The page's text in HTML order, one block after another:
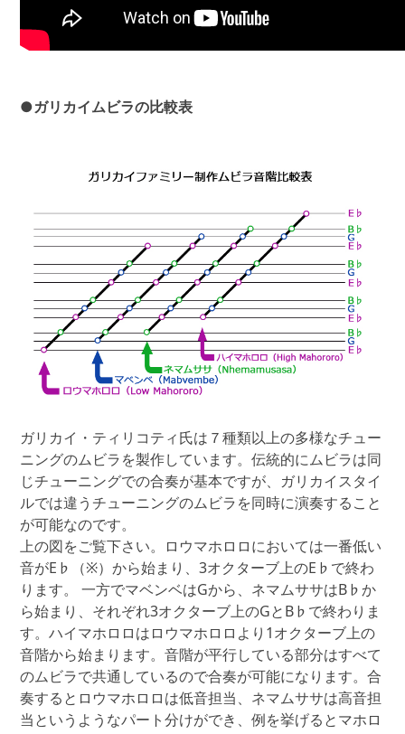
●ガリカイムビラの比較表
ガリカイ・ティリコティ氏は７種類以上の多様なチュー
ニングのムビラを製作しています。伝統的にムビラは同
じチューニングでの合奏が基本ですが、ガリカイスタイ
ルでは違うチューニングのムビラを同時に演奏すること
が可能なのです。
上の図をご覧下さい。ロウマホロロにおいては一番低い
音がE♭（※）から始まり、3オクターブ上のE♭で終わ
ります。 一方でマベンベはGから、ネマムササはB♭か
ら始まり、それぞれ3オクターブ上のGとB♭で終わりま
す。ハイマホロロはロウマホロロより1オクターブ上の
音階から始まります。音階が平行している部分はすべて
のムビラで共通しているので合奏が可能になります。合
奏するとロウマホロロは低音担当、ネマムササは高音担
当というようなパート分けができ、例を挙げるとマホロ